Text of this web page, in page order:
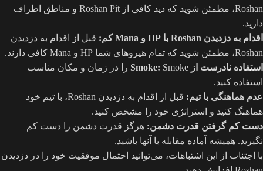
Roshan، مطمئن شوید که دید کافی از Roshan Pit و مناطق اطراف
دارید.
اقدام به دزدیدن Roshan با HP و Mana کم:
قبل از اقدام به دزدیدن
Roshan، مطمئن شوید که تمام هیروهای شما HP و Mana کافی دارند.
استفاده نادرست از Smoke:
Smoke را در زمان و مکان مناسب
استفاده کنید.
عدم هماهنگی با تیم:
قبل از اقدام به دزدیدن Roshan، با تیم خود
هماهنگ کنید و استراتژی خود را مشخص کنید.
دست کم گرفتن قدرت دشمن: هرگز قدرت دشمن را دست کم
نگیرید. همیشه آماده مقابله با آنها باشید.
با اجتناب از این اشتباهات، می‌توانید احتمال موفقیت خود را در دزدیدن